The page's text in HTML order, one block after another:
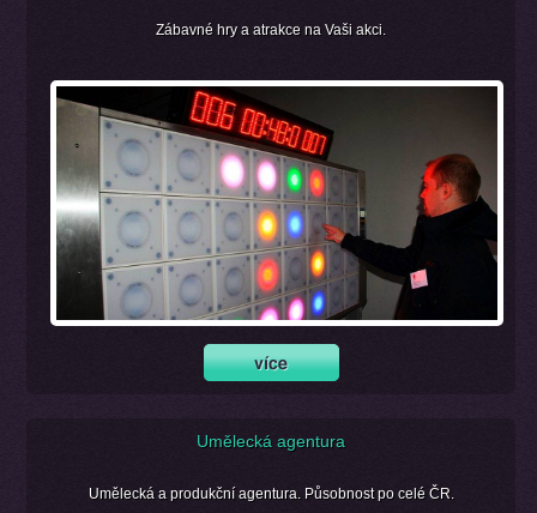
Zábavné hry a atrakce na Vaši akci.
Umělecká agentura
Umělecká a produkční agentura. Působnost po celé ČR.